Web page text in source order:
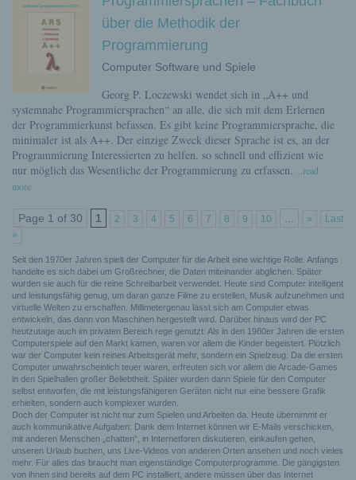
über die Methodik der
Programmierung
Computer Software und Spiele
Georg P. Loczewski wendet sich in „A++ und
systemnahe Programmiersprachen“ an alle, die sich mit dem Erlernen
der Programmierkunst befassen. Es gibt keine Programmiersprache, die
minimaler ist als A++. Der einzige Zweck dieser Sprache ist es, an der
Programmierung Interessierten zu helfen, so schnell und effizient wie
nur möglich das Wesentliche der Programmierung zu erfassen. ...read
more
Page 1 of 30 1 2 3 4 5 6 7 8 9 10 »
Last
»
Seit den 1970er Jahren spielt der Computer für die Arbeit eine wichtige Rolle. Anfangs
handelte es sich dabei um Großrechner, die Daten miteinander abglichen. Später
wurden sie auch für die reine Schreibarbeit verwendet. Heute sind Computer intelligent
und leistungsfähig genug, um daran ganze Filme zu erstellen, Musik aufzunehmen und
virtuelle Welten zu erschaffen. Millimetergenau lässt sich am Computer etwas
entwickeln, das dann von Maschinen hergestellt wird. Darüber hinaus wird der PC
heutzutage auch im privaten Bereich rege genutzt: Als in den 1980er Jahren die ersten
Computerspiele auf den Markt kamen, waren vor allem die Kinder begeistert. Plötzlich
war der Computer kein reines Arbeitsgerät mehr, sondern ein Spielzeug. Da die ersten
Computer unwahrscheinlich teuer waren, erfreuten sich vor allem die Arcade-Games
in den Spielhallen großer Beliebtheit. Später wurden dann Spiele für den Computer
selbst entworfen, die mit leistungsfähigeren Geräten nicht nur eine bessere Grafik
erhielten, sondern auch komplexer wurden.
Doch der Computer ist nicht nur zum Spielen und Arbeiten da. Heute übernimmt er
auch kommunikative Aufgaben: Dank dem Internet können wir E-Mails verschicken,
mit anderen Menschen „chatten“, in Internetforen diskutieren, einkaufen gehen,
unseren Urlaub buchen, uns Live-Videos von anderen Orten ansehen und noch vieles
mehr. Für alles das braucht man eigenständige Computerprogramme. Die gängigsten
von ihnen sind bereits auf dem PC installiert, andere müssen über das Internet